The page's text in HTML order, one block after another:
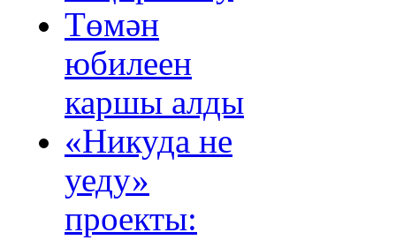
Төмән
юбилеен
каршы алды
«Никуда не
уеду»
проекты: